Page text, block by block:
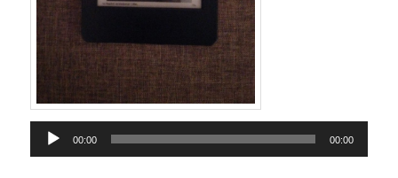
Audio-
Player
00:00 00:00